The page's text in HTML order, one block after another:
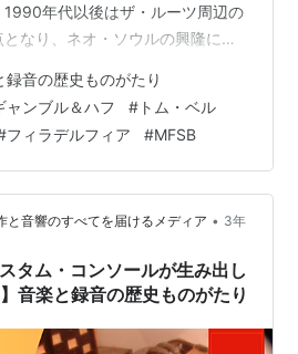
年代以後はザ・ルーツ周辺の
なり、ネオ・ソウルの興隆にも
212 North 12th Streetのビルデ
ラデルフィア市の歴史委員会が
されている。残念ながら、僕は
はないのだが、Sigma Soundの
放出品のAPI 5…
録音の歴史ものがたり
ャンブル＆ハフ # トム・ベル
フィラデルフィア #MFSB
と音響のすべてを届けるメディア • 3年
タム・コンソールが生み出し
音楽と録音の歴史ものがたり